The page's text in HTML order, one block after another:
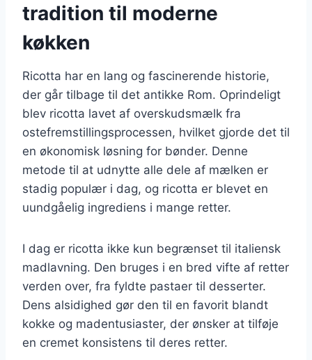
tradition til moderne
køkken
Ricotta har en lang og fascinerende historie,
der går tilbage til det antikke Rom. Oprindeligt
blev ricotta lavet af overskudsmælk fra
ostefremstillingsprocessen, hvilket gjorde det til
en økonomisk løsning for bønder. Denne
metode til at udnytte alle dele af mælken er
stadig populær i dag, og ricotta er blevet en
uundgåelig ingrediens i mange retter.
I dag er ricotta ikke kun begrænset til italiensk
madlavning. Den bruges i en bred vifte af retter
verden over, fra fyldte pastaer til desserter.
Dens alsidighed gør den til en favorit blandt
kokke og madentusiaster, der ønsker at tilføje
en cremet konsistens til deres retter.